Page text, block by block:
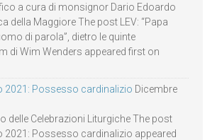
a cura di monsignor Dario Edoardo
della Maggiore The post LEV: “Papa
di parola”, dietro le quinte
di Wim Wenders appeared first on
2021: Possesso cardinalizio Dicembre
delle Celebrazioni Liturgiche The post
2021: Possesso cardinalizio appeared